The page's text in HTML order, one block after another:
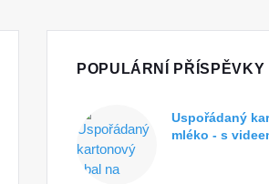
POPULÁRNÍ PŘÍSPĚVKY
Uspořádaný
mléko - s